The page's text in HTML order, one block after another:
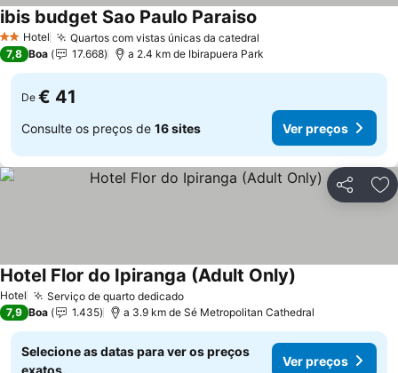
2 Estrelas
Hotel Quartos com vistas únicas da catedral
ibis budget Sao Paulo Paraiso
7,8 Boa 17.668 a 2.4 km de Ibirapuera Park
De € 41
Consulte os preços de 16 sites Ver preços
Partilhar
Hotel Serviço de quarto dedicadoVer preços
Hotel Flor do Ipiranga (Adult Only)
7,9 Boa 1.435 a 3.9 km de Sé Metropolitan Cathedral
Selecione as datas para ver os preços
exatos.
Ver preços